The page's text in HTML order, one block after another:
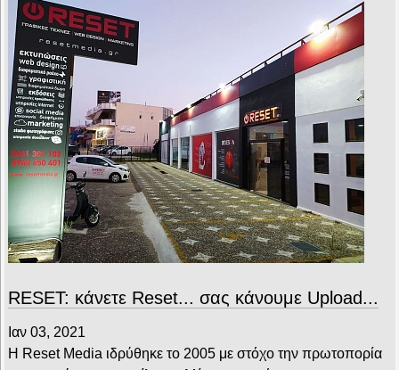
RESET: κάνετε Reset... σας κάνουμε Upload...
Ιαν 03, 2021
Η Reset Media ιδρύθηκε το 2005 με στόχο την πρωτοπορία